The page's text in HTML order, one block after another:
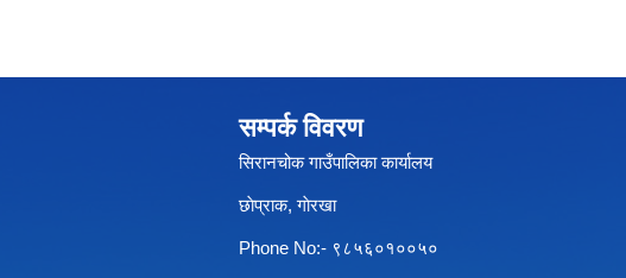
सम्पर्क विवरण
सिरानचोक गाउँपालिका कार्यालय
छाेप्राक, गाेरखा
Phone No:- ९८५६०१००५०